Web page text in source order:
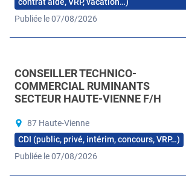
contrat aidé, VRP, vacation…)
Publiée le 07/08/2026
CONSEILLER TECHNICO-
COMMERCIAL RUMINANTS
SECTEUR HAUTE-VIENNE F/H
87 Haute-Vienne
CDI (public, privé, intérim, concours, VRP…)
Publiée le 07/08/2026